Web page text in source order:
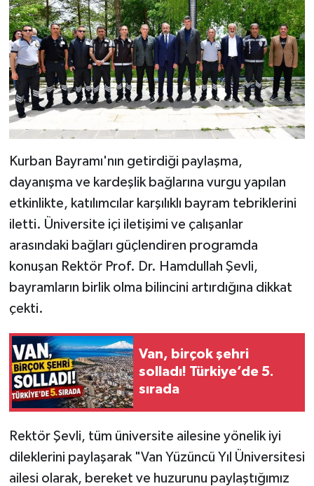
Kurban Bayramı'nın getirdiği paylaşma,
dayanışma ve kardeşlik bağlarına vurgu yapılan
etkinlikte, katılımcılar karşılıklı bayram tebriklerini
iletti. Üniversite içi iletişimi ve çalışanlar
arasındaki bağları güçlendiren programda
konuşan Rektör Prof. Dr. Hamdullah Şevli,
bayramların birlik olma bilincini artırdığına dikkat
çekti.
Van, birçok şehri
solladı! Türkiye’de 5.
sırada
Rektör Şevli, tüm üniversite ailesine yönelik iyi
dileklerini paylaşarak "Van Yüzüncü Yıl Üniversitesi
ailesi olarak, bereket ve huzurunu paylaştığımız